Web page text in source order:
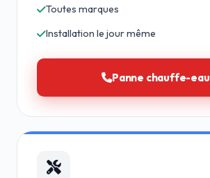
Toutes marques
Installation le jour même
Panne chauffe-eau